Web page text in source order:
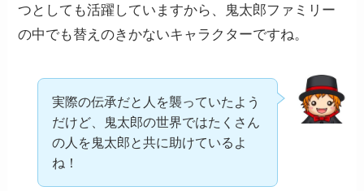
つとしても活躍していますから、鬼太郎ファミリー
の中でも替えのきかないキャラクターですね。
実際の伝承だと人を襲っていたよう
だけど、鬼太郎の世界ではたくさん
の人を鬼太郎と共に助けているよ
ね！